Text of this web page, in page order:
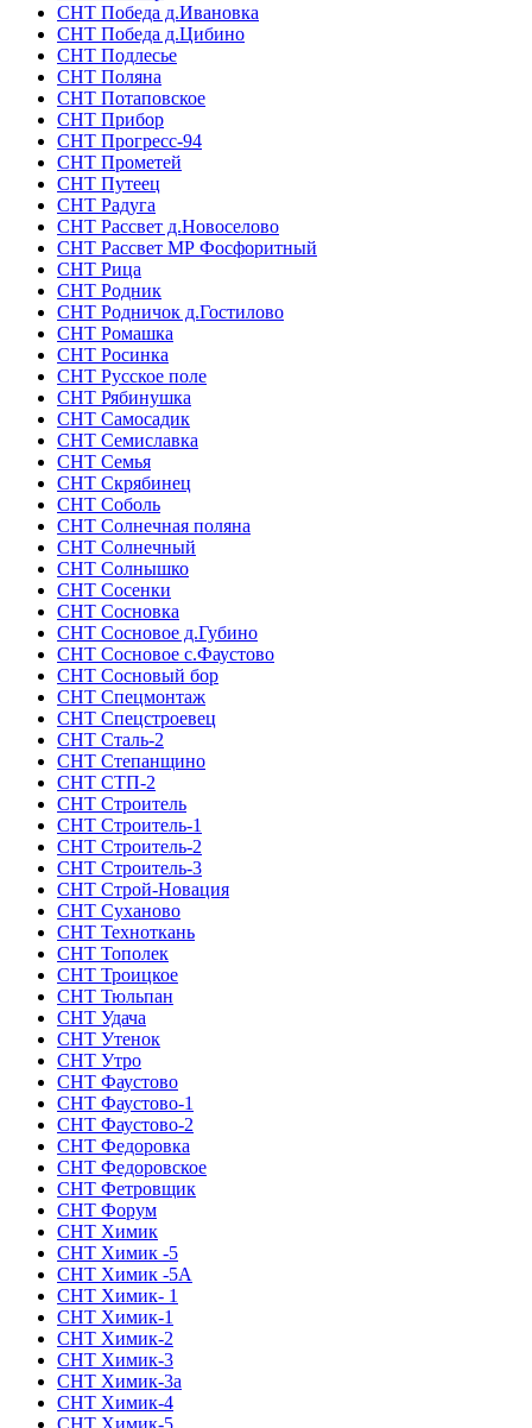
СНТ Победа д.Ивановка
СНТ Победа д.Цибино
СНТ Подлесье
СНТ Поляна
СНТ Потаповское
СНТ Прибор
СНТ Прогресс-94
СНТ Прометей
СНТ Путеец
СНТ Радуга
СНТ Рассвет д.Новоселово
СНТ Рассвет МР Фосфоритный
СНТ Рица
СНТ Родник
СНТ Родничок д.Гостилово
СНТ Ромашка
СНТ Росинка
СНТ Русское поле
СНТ Рябинушка
СНТ Самосадик
СНТ Семиславка
СНТ Семья
СНТ Скрябинец
СНТ Соболь
СНТ Солнечная поляна
СНТ Солнечный
СНТ Солнышко
СНТ Сосенки
СНТ Сосновка
СНТ Сосновое д.Губино
СНТ Сосновое с.Фаустово
СНТ Сосновый бор
СНТ Спецмонтаж
СНТ Спецстроевец
СНТ Сталь-2
СНТ Степанщино
СНТ СТП-2
СНТ Строитель
СНТ Строитель-1
СНТ Строитель-2
СНТ Строитель-3
СНТ Строй-Новация
СНТ Суханово
СНТ Техноткань
СНТ Тополек
СНТ Троицкое
СНТ Тюльпан
СНТ Удача
СНТ Утенок
СНТ Утро
СНТ Фаустово
СНТ Фаустово-1
СНТ Фаустово-2
СНТ Федоровка
СНТ Федоровское
СНТ Фетровщик
СНТ Форум
СНТ Химик
СНТ Химик -5
СНТ Химик -5А
СНТ Химик- 1
СНТ Химик-1
СНТ Химик-2
СНТ Химик-3
СНТ Химик-3а
СНТ Химик-4
СНТ Химик-5